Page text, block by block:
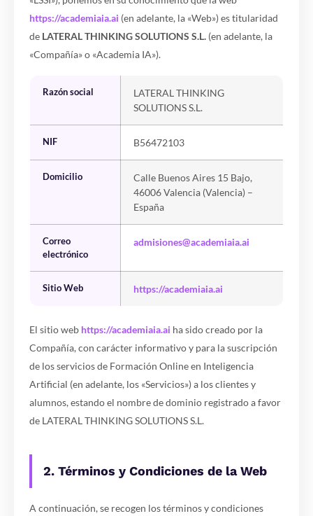
https://academiaia.ai (en adelante, la «Web») es titularidad
de LATERAL THINKING SOLUTIONS S.L. (en adelante, la
«Compañía» o «Academia IA»).
Razón social
LATERAL THINKING
SOLUTIONS S.L.
NIF B56472103
Domicilio
Calle Buenos Aires 15 Bajo,
46006 Valencia (Valencia) –
España
Correo
electrónico
admisiones@academiaia.ai
Sitio Web https://academiaia.ai
El sitio web https://academiaia.ai ha sido creado por la
Compañía, con carácter informativo y para la suscripción
de los servicios de Formación Online en Inteligencia
Artificial (en adelante, los «Servicios») a los clientes y
alumnos, estando el nombre de dominio registrado a favor
de LATERAL THINKING SOLUTIONS S.L.
2. Términos y Condiciones de la Web
A continuación, se recogen los términos y condiciones